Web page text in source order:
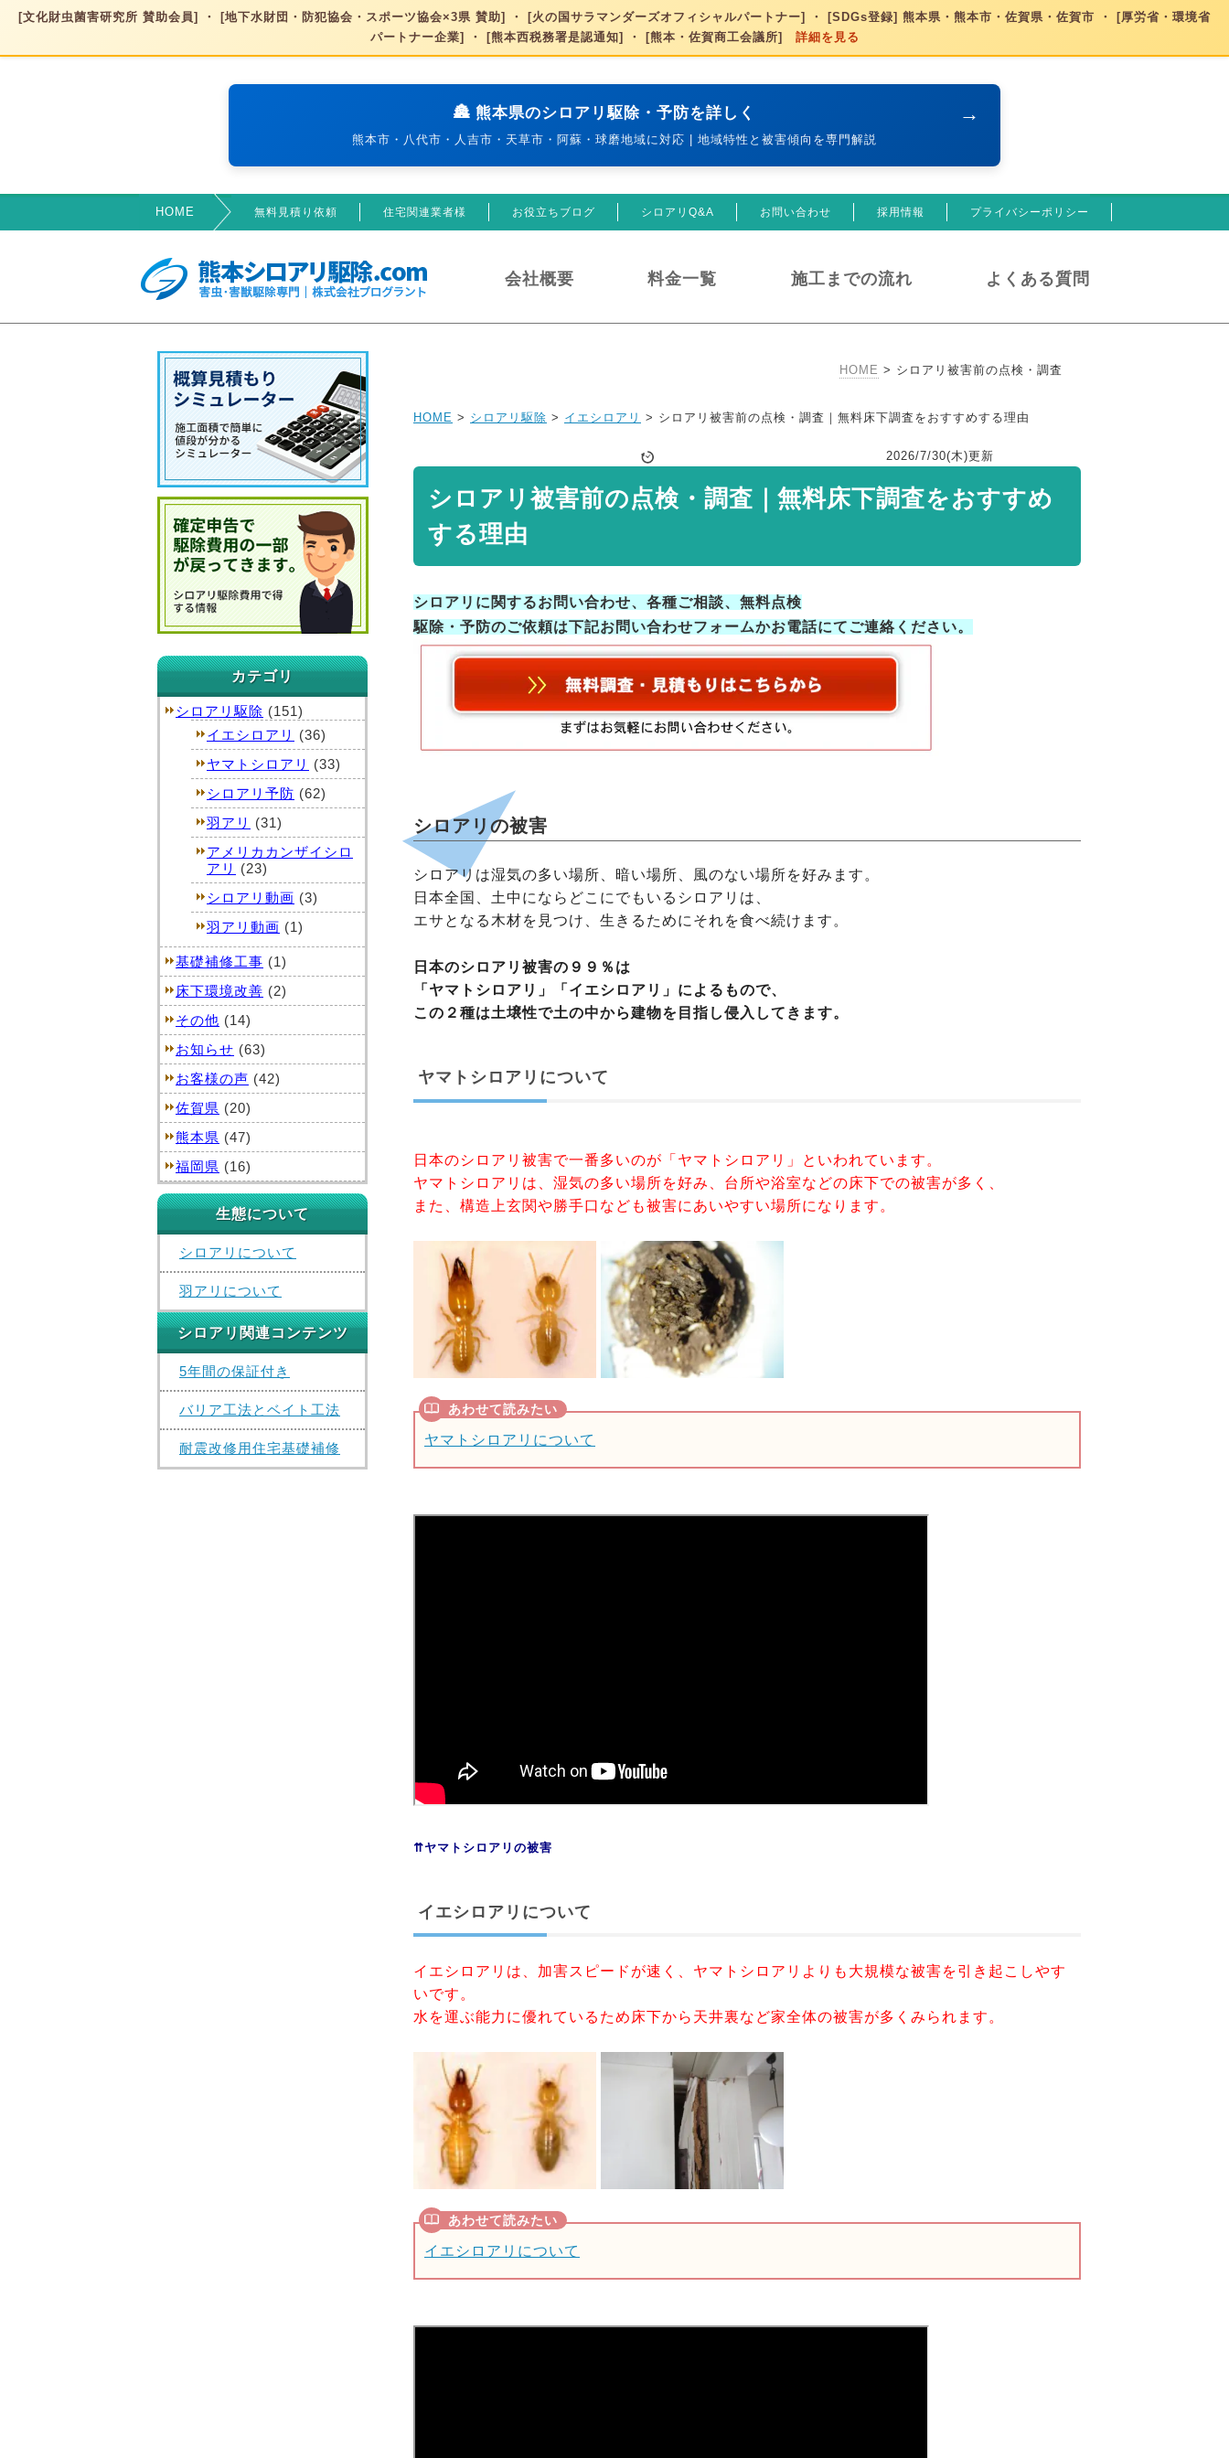
[文化財虫菌害研究所 賛助会員] ・ [地下水財団・防犯協会・スポーツ協会×3県 賛助] ・ [火の国サラマンダーズオフィシャルパートナー] ・ [SDGs登録] 熊本県・熊本市・佐賀県・佐賀市 ・ [厚労省・環境省
パートナー企業] ・ [熊本西税務署是認通知] ・ [熊本・佐賀商工会議所] 詳細を見る
→
🏯 熊本県のシロアリ駆除・予防を詳しく
熊本市・八代市・人吉市・天草市・阿蘇・球磨地域に対応 | 地域特性と被害傾向を専門解説
HOME 無料見積り依頼 住宅関連業者様 お役立ちブログ シロアリQ&A お問い合わせ 採用情報 プライバシーポリシー
会社概要 料金一覧 施工までの流れ よくある質問
HOME > シロアリ被害前の点検・調査
HOME > シロアリ駆除 > イエシロアリ > シロアリ被害前の点検・調査｜無料床下調査をおすすめする理由
2026/7/30(木)更新
シロアリ被害前の点検・調査｜無料床下調査をおすすめ
する理由
シロアリに関するお問い合わせ、各種ご相談、無料点検
駆除・予防のご依頼は下記お問い合わせフォームかお電話にてご連絡ください。
シロアリの被害
シロアリは湿気の多い場所、暗い場所、風のない場所を好みます。
日本全国、土中にならどこにでもいるシロアリは、
エサとなる木材を見つけ、生きるためにそれを食べ続けます。
日本のシロアリ被害の９９％は
「ヤマトシロアリ」「イエシロアリ」によるもので、
この２種は土壌性で土の中から建物を目指し侵入してきます。
ヤマトシロアリについて
日本のシロアリ被害で一番多いのが「ヤマトシロアリ」といわれています。
ヤマトシロアリは、湿気の多い場所を好み、台所や浴室などの床下での被害が多く、
また、構造上玄関や勝手口なども被害にあいやすい場所になります。
ヤマトシロアリについて
⇈ヤマトシロアリの被害
イエシロアリについて
イエシロアリは、加害スピードが速く、ヤマトシロアリよりも大規模な被害を引き起こしやす
いです。
水を運ぶ能力に優れているため床下から天井裏など家全体の被害が多くみられます。
イエシロアリについて
カテゴリ
シロアリ駆除 (151)
イエシロアリ
(36)
ヤマトシロアリ
(33)
シロアリ予防 (62)
羽アリ
(31)
アメリカカンザイシロ
アリ
(23)
シロアリ動画 (3)
羽アリ動画 (1)
基礎補修工事 (1)
床下環境改善 (2)
その他 (14)
お知らせ (63)
お客様の声 (42)
佐賀県 (20)
熊本県 (47)
福岡県 (16)
生態について
シロアリについて
羽アリについて
シロアリ関連コンテンツ
5年間の保証付き
バリア工法とベイト工法
耐震改修用住宅基礎補修